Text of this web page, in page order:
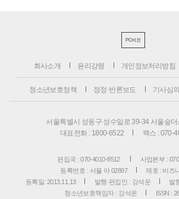
PC버전
회사소개 윤리강령 개인정보처리방침
청소년보호정책 정정·반론보도 기사심
서울특별시 성동구 성수일로 39-34 서울숲
대표전화 : 1800-6522
팩스 : 070-
편집국 : 070-4010-8512
사업본부 :
등록번호 : 서울 아 02897
제호 : 비즈
등록일: 2013.11.13
발행·편집인 : 강석운
발
청소년보호책임자 : 강석운
ISSN :